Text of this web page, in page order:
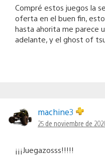
Compré estos juegos la
oferta en el buen fin,
hasta ahorita me parece
adelante, y el ghost of
machine3
25 de noviembre de
¡¡¡Juegazosss!!!!!